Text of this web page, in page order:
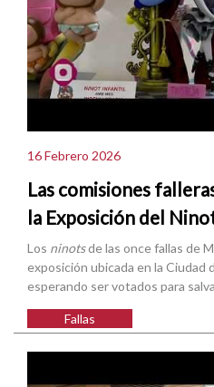
16 Febrero 2026
Las comisiones
la Exposición del
Los ninotsde las once fallas de
exposición ubicada en la Ciudad
esperando ser votados para
Fallas